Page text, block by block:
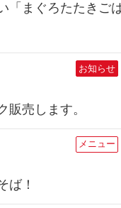
「まぐろたたきご
お知らせ
販売します。
メニュー
ば！